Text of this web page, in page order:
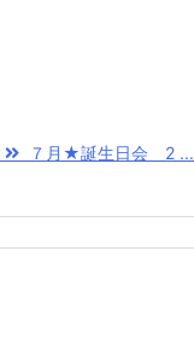
７月★誕生日会 2 ...